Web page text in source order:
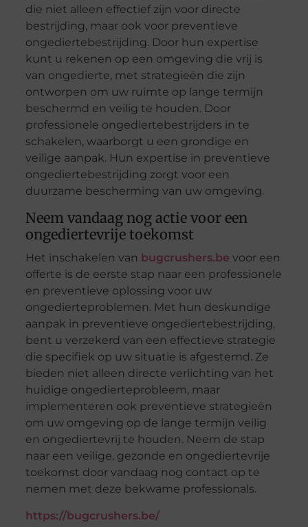
die niet alleen effectief zijn voor directe
bestrijding, maar ook voor preventieve
ongediertebestrijding. Door hun expertise
kunt u rekenen op een omgeving die vrij is
van ongedierte, met strategieën die zijn
ontworpen om uw ruimte op lange termijn
beschermd en veilig te houden. Door
professionele ongediertebestrijders in te
schakelen, waarborgt u een grondige en
veilige aanpak. Hun expertise in preventieve
ongediertebestrijding zorgt voor een
duurzame bescherming van uw omgeving.
Neem vandaag nog actie voor een
ongediertevrije toekomst
Het inschakelen van bugcrushers.be voor een
offerte is de eerste stap naar een professionele
en preventieve oplossing voor uw
ongedierteproblemen. Met hun deskundige
aanpak in preventieve ongediertebestrijding,
bent u verzekerd van een effectieve strategie
die specifiek op uw situatie is afgestemd. Ze
bieden niet alleen directe verlichting van het
huidige ongedierteprobleem, maar
implementeren ook preventieve strategieën
om uw omgeving op de lange termijn veilig
en ongediertevrij te houden. Neem de stap
naar een veilige, gezonde en ongediertevrije
toekomst door vandaag nog contact op te
nemen met deze bekwame professionals.
https://bugcrushers.be/